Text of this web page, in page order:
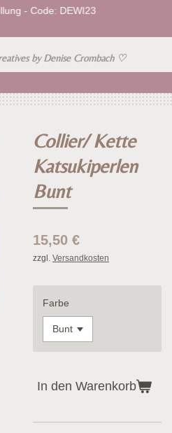
by Denise Crombach ♡
- Code: DEWI23
Collier/ Kette
Katsukiperlen
Bunt
15,50 €
zzgl. Versandkosten
Farbe
In den Warenkorb